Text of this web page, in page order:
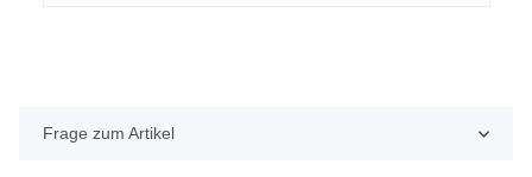
Frage zum Artikel